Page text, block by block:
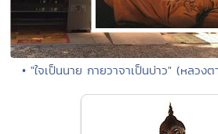
• "ใจเป็นนาย กายวาจาเป็นบ่าว" (หลว